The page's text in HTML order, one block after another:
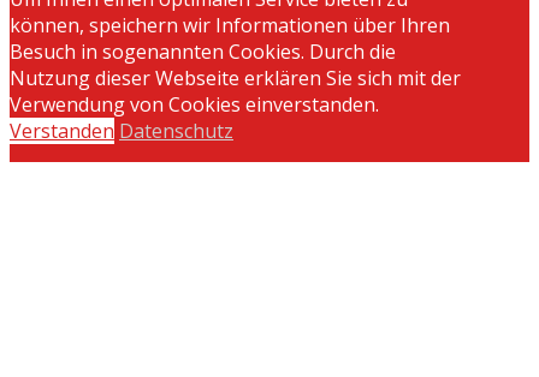
können, speichern wir Informationen über Ihren
Besuch in sogenannten Cookies. Durch die
Nutzung dieser Webseite erklären Sie sich mit der
Verwendung von Cookies einverstanden.
Verstanden Datenschutz